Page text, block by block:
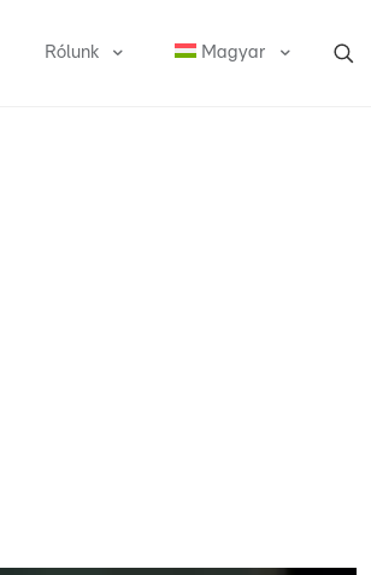
Rólunk Magyar